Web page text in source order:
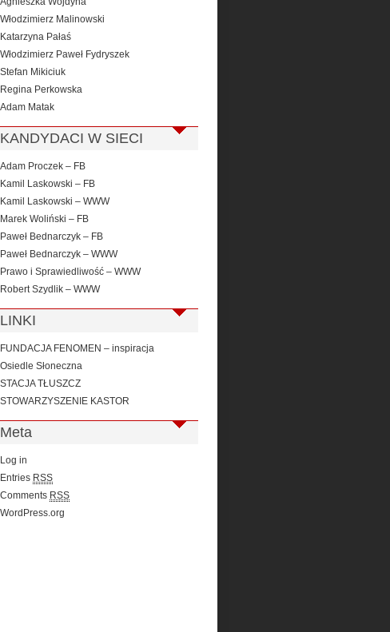
Włodzimierz Malinowski
Katarzyna Pałaś
Włodzimierz Paweł Fydryszek
Stefan Mikiciuk
Regina Perkowska
Adam Matak
KANDYDACI W SIECI
Adam Proczek – FB
Kamil Laskowski – FB
Kamil Laskowski – WWW
Marek Woliński – FB
Paweł Bednarczyk – FB
Paweł Bednarczyk – WWW
Prawo i Sprawiedliwość – WWW
Robert Szydlik – WWW
LINKI
FUNDACJA FENOMEN – inspiracja
Osiedle Słoneczna
STACJA TŁUSZCZ
STOWARZYSZENIE KASTOR
Meta
Log in
Entries RSS
Comments RSS
WordPress.org